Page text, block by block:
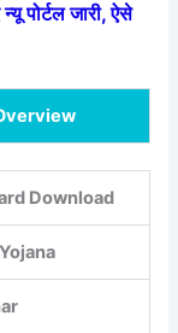
पोर्टल जारी, ऐसे
Download